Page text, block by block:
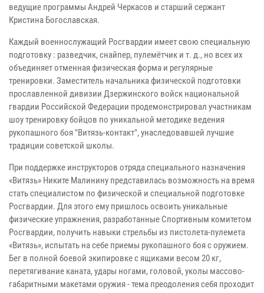
ведущие программы Андрей Черкасов и старший сержант
Кристина Богославская.
Каждый военнослужащий Росгвардии имеет свою специальную
подготовку : разведчик, снайпер, пулемётчик и т. д., но всех их
объединяет отменная физическая форма и регулярные
тренировки. Заместитель начальника физической подготовки
прославленной дивизии Дзержинского войск национальной
гвардии Российской Федерации продемонстрировал участникам
шоу тренировку бойцов по уникальной методике ведения
рукопашного боя "Витязь-контакт", унаследовавшей лучшие
традиции советской школы.
При поддержке инструкторов отряда специального назначения
«Витязь» Никите Малинину представилась возможность на время
стать специалистом по физической и специальной подготовке
Росгвардии. Для этого ему пришлось освоить уникальные
физические упражнения, разработанные Спортивным комитетом
Росгвардии, получить навыки стрельбы из пистолета-пулемета
«Витязь», испытать на себе приемы рукопашного боя с оружием.
Бег в полной боевой экипировке с ящиками весом 20 кг,
перетягивание каната, удары ногами, головой, уколы массово-
габаритными макетами оружия - тема преодоления себя проходит